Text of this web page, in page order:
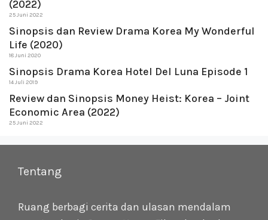
(2022)
25 Juni 2022
Sinopsis dan Review Drama Korea My Wonderful
Life (2020)
18 Juni 2020
Sinopsis Drama Korea Hotel Del Luna Episode 1
14 Juli 2019
Review dan Sinopsis Money Heist: Korea – Joint
Economic Area (2022)
25 Juni 2022
Tentang
Ruang berbagi cerita dan ulasan mendalam